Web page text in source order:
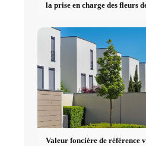
la prise en charge des fleurs
Valeur foncière de référence